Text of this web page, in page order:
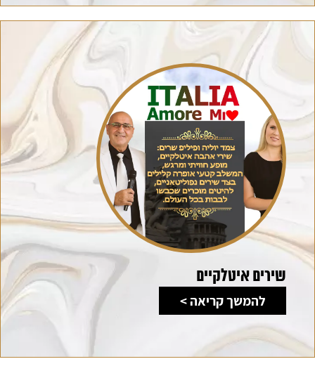
שירים איטלקיים
להמשך קריאה >